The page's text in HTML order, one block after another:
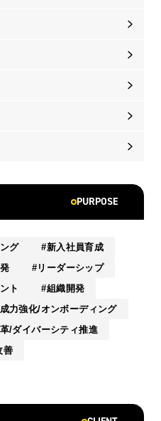
PURPOSE
グ
新入社員育成
リーダーシップ
ト
組織開発
力強化/オンボーディング
/ダイバーシティ推進
善